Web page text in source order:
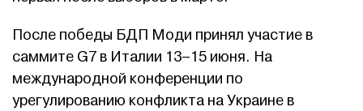
После победы БДП Моди принял участие в
саммите G7 в Италии 13–15 июня. На
международной конференции по
урегулированию конфликта на Украине в